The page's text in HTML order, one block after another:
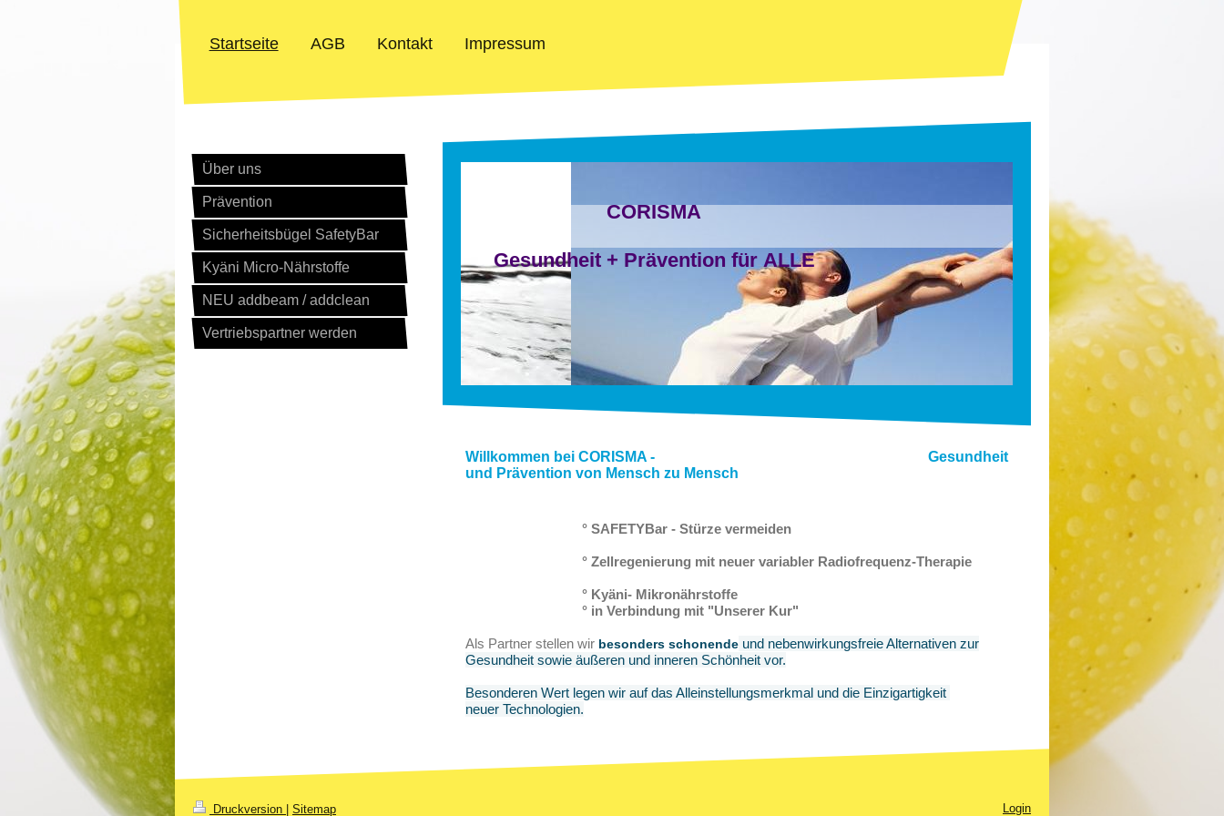
Startseite AGB Kontakt Impressum
CORISMA
Gesundheit + Prävention für ALLE
Willkommen bei CORISMA - Gesundheit
und Prävention von Mensch zu Mensch
° SAFETYBar - Stürze vermeiden
° Zellregenierung mit neuer variabler Radiofrequenz-Therapie
° Kyäni- Mikronährstoffe
° in Verbindung mit "Unserer Kur"
Als Partner stellen wir besonders schonendeund nebenwirkungsfreie Alternativen zur
Gesundheit sowie äußeren und inneren Schönheit vor.
Besonderen Wert legen wir auf das Alleinstellungsmerkmal und die Einzigartigkeit
neuer Technologien.
Über uns
Prävention
Sicherheitsbügel SafetyBar
Kyäni Micro-Nährstoffe
NEU addbeam / addclean
Vertriebspartner werden
Druckversion | Sitemap Login